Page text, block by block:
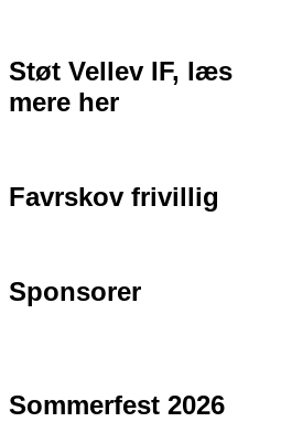
Støt Vellev IF, læs
mere her
Favrskov frivillig
Sponsorer
Sommerfest 2026